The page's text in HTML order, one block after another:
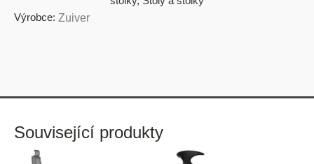
Výrobce: Zuiver
Související produkty